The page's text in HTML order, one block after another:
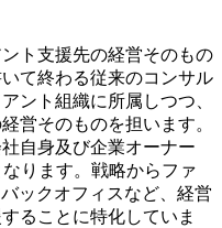
ト支援先の経営そのもの
て終わる従来のコンサル
ント組織に所属しつつ、
営そのものを担います。
自身及び企業オーナー
なります。戦略からファ
ックオフィスなど、経営
ることに特化していま